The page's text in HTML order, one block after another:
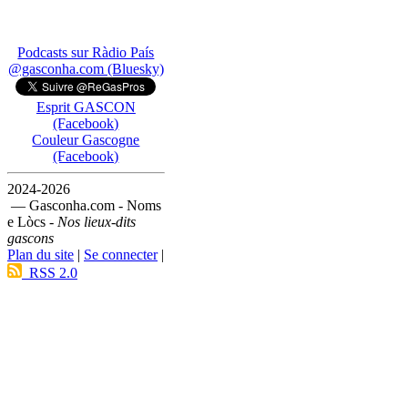
Podcasts sur Ràdio País
@gasconha.com (Bluesky)
Esprit GASCON
(Facebook)
Couleur Gascogne
(Facebook)
2024-2026
— Gasconha.com - Noms
e Lòcs - Nos lieux-dits
gascons
Plan du site | Se connecter|
RSS 2.0